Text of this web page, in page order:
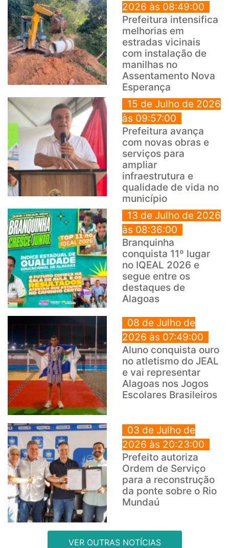
2026 às 08:49:00
Prefeitura intensifica
melhorias em
estradas vicinais
com instalação de
manilhas no
Assentamento Nova
Esperança
15 de Julho de 2026
às 09:57:00
Prefeitura avança
com novas obras e
serviços para
ampliar
infraestrutura e
qualidade de vida no
município
13 de Julho de 2026
às 08:36:00
Branquinha
conquista 11º lugar
no IQEAL 2026 e
segue entre os
destaques de
Alagoas
08 de Julho de
2026 às 07:49:00
Aluno conquista ouro
no atletismo do JEAL
e vai representar
Alagoas nos Jogos
Escolares Brasileiros
03 de Julho de
2026 às 20:23:00
Prefeito autoriza
Ordem de Serviço
para a reconstrução
da ponte sobre o Rio
Mundaú
VER OUTRAS NOTÍCIAS